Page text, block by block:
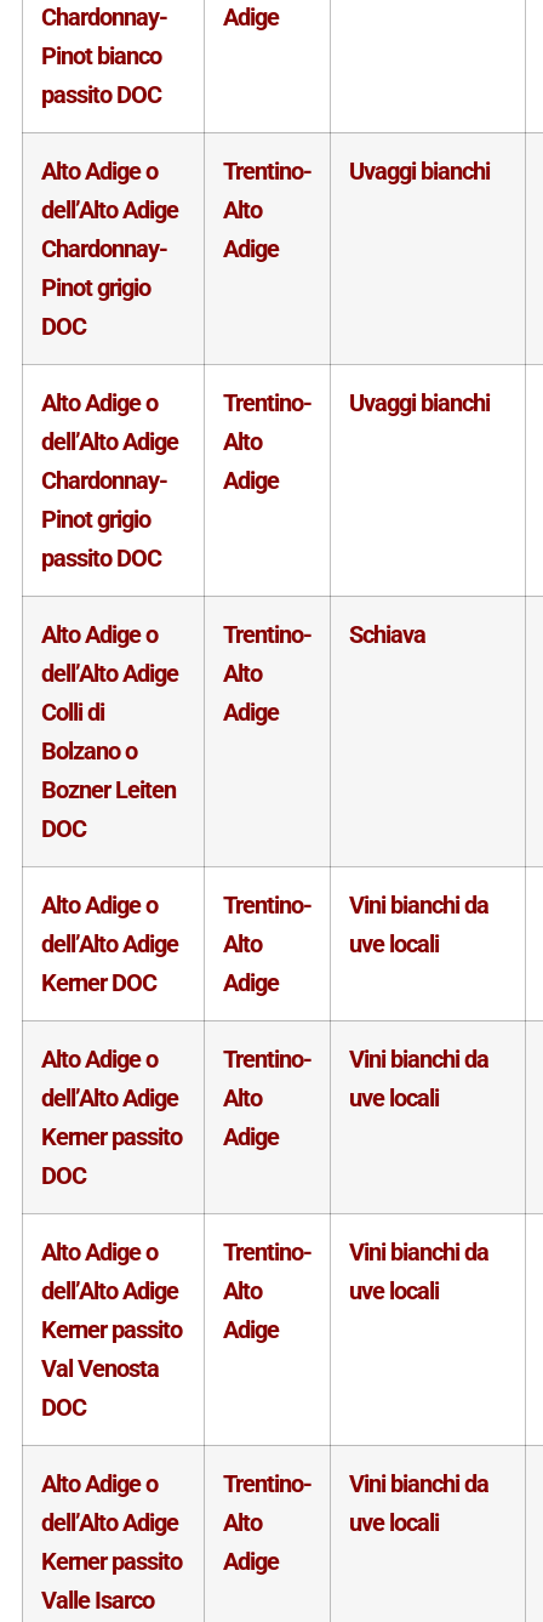
Chardonnay-
Pinot bianco
passito DOC
Adige
Alto Adige o
dell’Alto Adige
Chardonnay-
Pinot grigio
DOC
Trentino-
Alto
Adige
Uvaggi bianchi
Alto Adige o
dell’Alto Adige
Chardonnay-
Pinot grigio
passito DOC
Trentino-
Alto
Adige
Uvaggi bianchi
Alto Adige o
dell’Alto Adige
Colli di
Bolzano o
Bozner Leiten
DOC
Trentino-
Alto
Adige
Schiava
Alto Adige o
dell’Alto Adige
Kerner DOC
Trentino-
Alto
Adige
Vini bianchi da
uve locali
Alto Adige o
dell’Alto Adige
Kerner passito
DOC
Trentino-
Alto
Adige
Vini bianchi da
uve locali
Alto Adige o
dell’Alto Adige
Kerner passito
Val Venosta
DOC
Trentino-
Alto
Adige
Vini bianchi da
uve locali
Alto Adige o
dell’Alto Adige
Kerner passito
Valle Isarco
Trentino-
Alto
Adige
Vini bianchi da
uve locali